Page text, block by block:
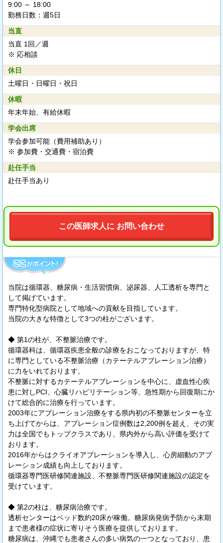
9:00 ～ 18:00
勤務日数：週5日
当直
当直 1回／週
※ 応相談
休日
土曜日・日曜日・祝日
休暇
年末年始、有給休暇
学会出席
学会参加可能（費用補助あり）
※ 参加費・交通費・宿泊費
赴任手当
赴任手当あり
この医師求人に お問い合わせ
当院は循環器、糖尿病・生活習慣病、泌尿器、人工透析を専門と
して掲げています。
専門特化型病院として地域への貢献を目指しています。
当院の大きな特徴として3つの柱がございます。
◆ 第1の柱が、不整脈治療です。
循環器科は、循環器疾患全般の診療をおこなっておりますが、特
に専門としている不整脈治療（カテーテルアブレーション治療）
に力をいれております。
不整脈に対するカテーテルアブレーションを中心に、虚血性心疾
患に対しPCI、心臓リハビリテーション等、急性期から回復期にか
けて総合的に治療を行っています。
2003年にアブレーション治療をする県内初の不整脈センターを立
ち上げてからは、アブレーション症例数は2,200例を超え、その実
力は全国でもトップクラスであり、県内外から高い評価を受けて
おります。
2016年からはクライオアブレーションを導入し、心房細動のアブ
レーション成績も向上しております。
循環器専門医研修関連施設、不整脈専門医研修関連施設の認定を
受けています。
◆ 第2の柱は、糖尿病治療です。
透析センターはベッド数約20床が稼働。糖尿病発病予防から末期
まで患者様の症状に寄りそう医療を提供しております。
糖尿病は、沖縄でも患者さんの多い病気の一つとなっており、患